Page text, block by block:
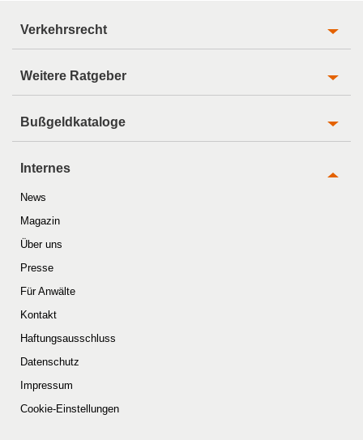
Verkehrsrecht
Weitere Ratgeber
Bußgeldkataloge
Internes
News
Magazin
Über uns
Presse
Für Anwälte
Kontakt
Haftungsausschluss
Datenschutz
Impressum
Cookie-Einstellungen